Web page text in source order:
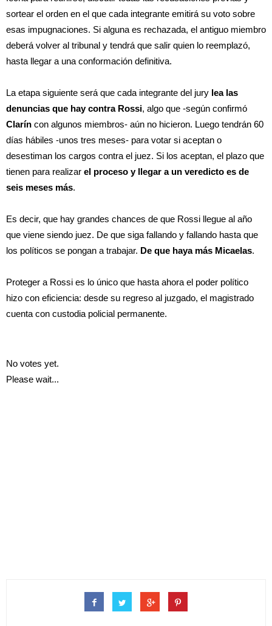
sortear el orden en el que cada integrante emitirá su voto sobre
esas impugnaciones. Si alguna es rechazada, el antiguo miembro
deberá volver al tribunal y tendrá que salir quien lo reemplazó,
hasta llegar a una conformación definitiva.
La etapa siguiente será que cada integrante del jury lea las
denuncias que hay contra Rossi, algo que -según confirmó
Clarín con algunos miembros- aún no hicieron. Luego tendrán 60
días hábiles -unos tres meses- para votar si aceptan o
desestiman los cargos contra el juez. Si los aceptan, el plazo que
tienen para realizar el proceso y llegar a un veredicto es de
seis meses más.
Es decir, que hay grandes chances de que Rossi llegue al año
que viene siendo juez. De que siga fallando y fallando hasta que
los políticos se pongan a trabajar. De que haya más Micaelas.
Proteger a Rossi es lo único que hasta ahora el poder político
hizo con eficiencia: desde su regreso al juzgado, el magistrado
cuenta con custodia policial permanente.
No votes yet.
Please wait...